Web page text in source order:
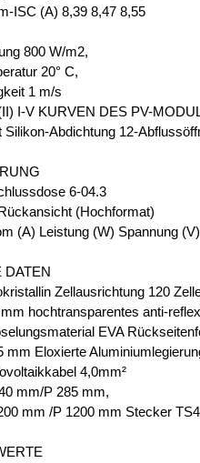
ISC (A) 8,39 8,47 8,55
800 W/m2,
20° C,
1 m/s
I-V KURVEN DES PV-
Silikon-Abdichtung 12-
6-04.3
(Hochformat)
(A) Leistung (W) Spannung
DATEN
Zellausrichtung 120
hochtransparentes anti-
EVA
mm Eloxierte
4,0mm²
mm/P 285 mm,
mm /P 1200 mm Stecker TS4